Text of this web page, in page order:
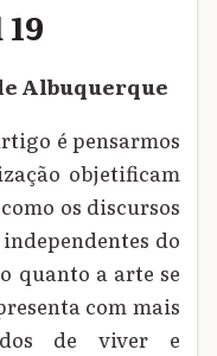
Albuquerque
é pensarmos
objetificam
os discursos
do
quanto a arte se
com mais
de viver e